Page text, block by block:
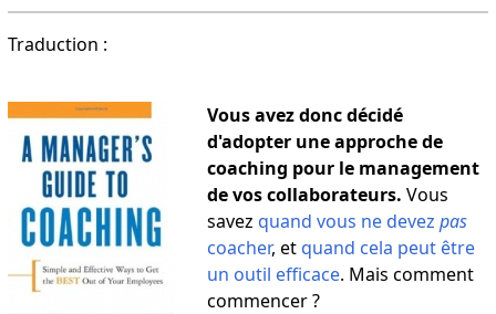
Traduction :
Vous avez donc décidé
d'adopter une approche de
coaching pour le management
de vos collaborateurs. Vous
savez quand vous ne devezpas
coacher, et quand cela peut être
un outil efficace. Mais comment
commencer ?